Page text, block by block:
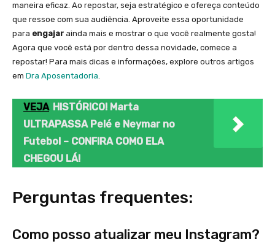
maneira eficaz. Ao repostar, seja estratégico e ofereça conteúdo
que ressoe com sua audiência. Aproveite essa oportunidade
para engajar ainda mais e mostrar o que você realmente gosta!
Agora que você está por dentro dessa novidade, comece a
repostar! Para mais dicas e informações, explore outros artigos
em Dra Aposentadoria.
VEJA HISTÓRICO! Marta
ULTRAPASSA Pelé e Neymar no
Futebol – CONFIRA COMO ELA
CHEGOU LÁ!
Perguntas frequentes:
Como posso atualizar meu Instagram?